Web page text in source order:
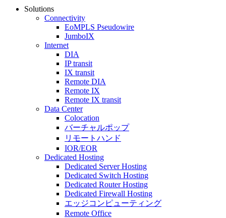
Solutions
Connectivity
EoMPLS Pseudowire
JumboIX
Internet
DIA
IP transit
IX transit
Remote DIA
Remote IX
Remote IX transit
Data Center
Colocation
バーチャルポップ
リモートハンド
IOR/EOR
Dedicated Hosting
Dedicated Server Hosting
Dedicated Switch Hosting
Dedicated Router Hosting
Dedicated Firewall Hosting
エッジコンピューティング
Remote Office